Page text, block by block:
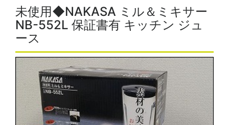
未使用◆NAKASA ミル＆ミキサー
NB-552L 保証書有 キッチン ジュ
ース